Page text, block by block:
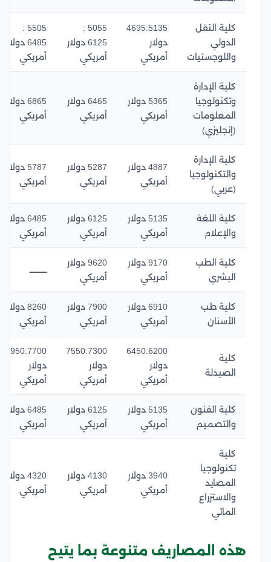
كلية النقل
الدولي
واللوجستيات
4695:5135
دولار
أمريكي
5055 :
6125 دولار
أمريكي
5505 :
6485 دولار
أمريكي
كلية الإدارة
وتكنولوجيا
المعلومات
(إنجليزي)
5365 دولار
أمريكي
6465 دولار
أمريكي
6865 دولار
أمريكي
كلية الإدارة
والتكنولوجيا
(عربي)
4887 دولار
أمريكي
5287 دولار
أمريكي
5787 دولار
أمريكي
كلية اللغة
والإعلام
5135 دولار
أمريكي
6125 دولار
أمريكي
6485 دولار
أمريكي
كلية الطب
البشري
9170 دولار
أمريكي
9620 دولار
أمريكي
ــــــــــــــ
كلية طب
الأسنان
6910 دولار
أمريكي
7900 دولار
أمريكي
8260 دولار
أمريكي
كلية
الصيدلة
6450:6200
دولار
أمريكي
7550:7300
دولار
أمريكي
7950:7700
دولار
أمريكي
كلية الفنون
والتصميم
5135 دولار
أمريكي
6125 دولار
أمريكي
6485 دولار
أمريكي
كلية
تكنولوجيا
المصايد
والاستزراع
المائي
3940 دولار
أمريكي
4130 دولار
أمريكي
4320 دولار
أمريكي
هذه المصاريف متنوعة بما يتيح